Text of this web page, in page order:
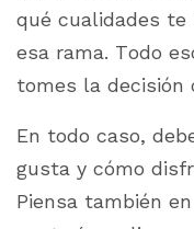
qué cualidades te
esa rama. Todo
tomes la decisión
En todo caso,
gusta y cómo
Piensa también